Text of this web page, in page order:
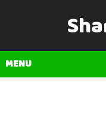
MENU